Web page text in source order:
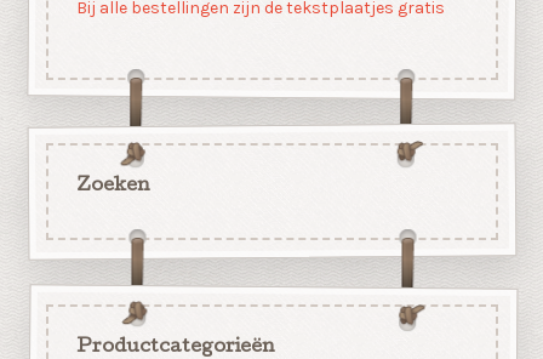
Bij alle bestellingen zijn de tekstplaatjes gratis
Zoeken
Productcategorieën